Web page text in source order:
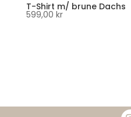
T-Shirt m/ brune Dachs
599,00 kr